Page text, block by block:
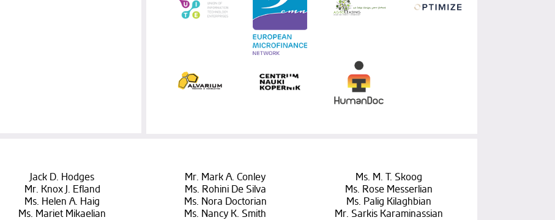
Jack D. Hodges
Mr. Knox J. Efland
Ms. Helen A. Haig
Ms. Mariet Mikaelian
Mr. Mark A. Conley
Ms. Rohini De Silva
Ms. Nora Doctorian
Ms. Nancy K. Smith
Ms. M. T. Skoog
Ms. Rose Messerlian
Ms. Palig Kilaghbian
Mr. Sarkis Karaminassian